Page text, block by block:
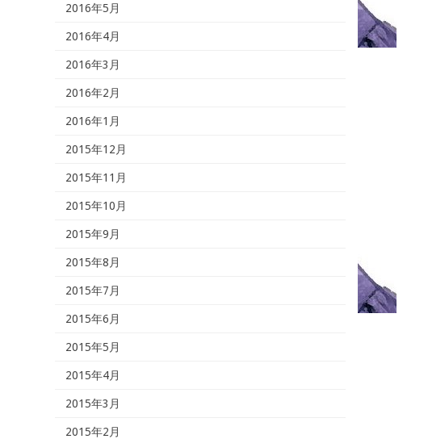
2016年5月
2016年4月
2016年3月
2016年2月
2016年1月
2015年12月
2015年11月
2015年10月
2015年9月
2015年8月
2015年7月
2015年6月
2015年5月
2015年4月
2015年3月
2015年2月